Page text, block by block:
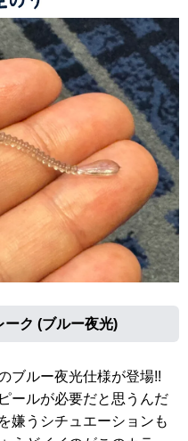
ク (ブルー夜光)
ブルー夜光仕様が登場!!
ールが必要だと思うんだ
嫌うシチュエーションも